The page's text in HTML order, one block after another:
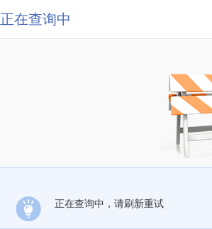
正在查询中
正在查询中，请刷新重试